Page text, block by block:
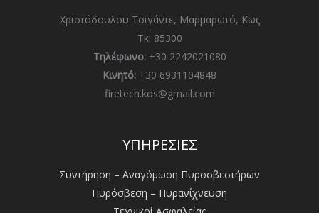
Χριστόδουλου Τσιγάντε, Μαρμαρωτό, Κως
Τκ: 85300
Τηλέφωνο:+30 2242021080
Κινητό: +30 6931104848
firetech.kos@gmail.com
ΥΠΗΡΕΣΙΕΣ
Συντήρηση – Αναγόμωση Πυροσβεστήρων
Πυρόσβεση – Πυρανίχνευση